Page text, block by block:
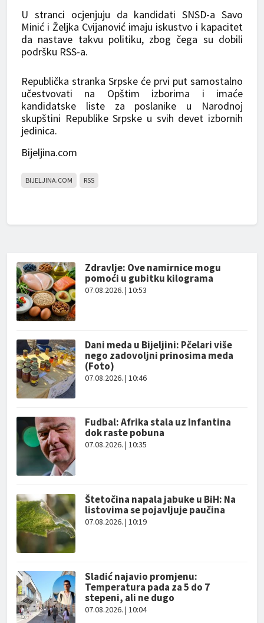
U stranci ocjenjuju da kandidati SNSD-a Savo
Minić i Željka Cvijanović imaju iskustvo i kapacitet
da nastave takvu politiku, zbog čega su dobili
podršku RSS-a.
Republička stranka Srpske će prvi put samostalno
učestvovati na Opštim izborima i imaće
kandidatske liste za poslanike u Narodnoj
skupštini Republike Srpske u svih devet izbornih
jedinica.
Bijeljina.com
BIJELJINA.COM RSS
Zdravlje: Ove namirnice mogu
pomoći u gubitku kilograma
07.08.2026. | 10:53
Dani meda u Bijeljini: Pčelari više
nego zadovoljni prinosima meda
(Foto)
07.08.2026. | 10:46
Fudbal: Afrika stala uz Infantina
dok raste pobuna
07.08.2026. | 10:35
Štetočina napala jabuke u BiH: Na
listovima se pojavljuje paučina
07.08.2026. | 10:19
Sladić najavio promjenu:
Temperatura pada za 5 do 7
stepeni, ali ne dugo
07.08.2026. | 10:04